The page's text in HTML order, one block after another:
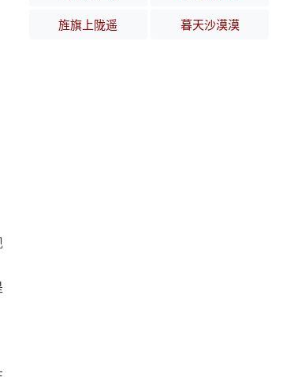
旌旗上陇遥
暮天沙漠漠